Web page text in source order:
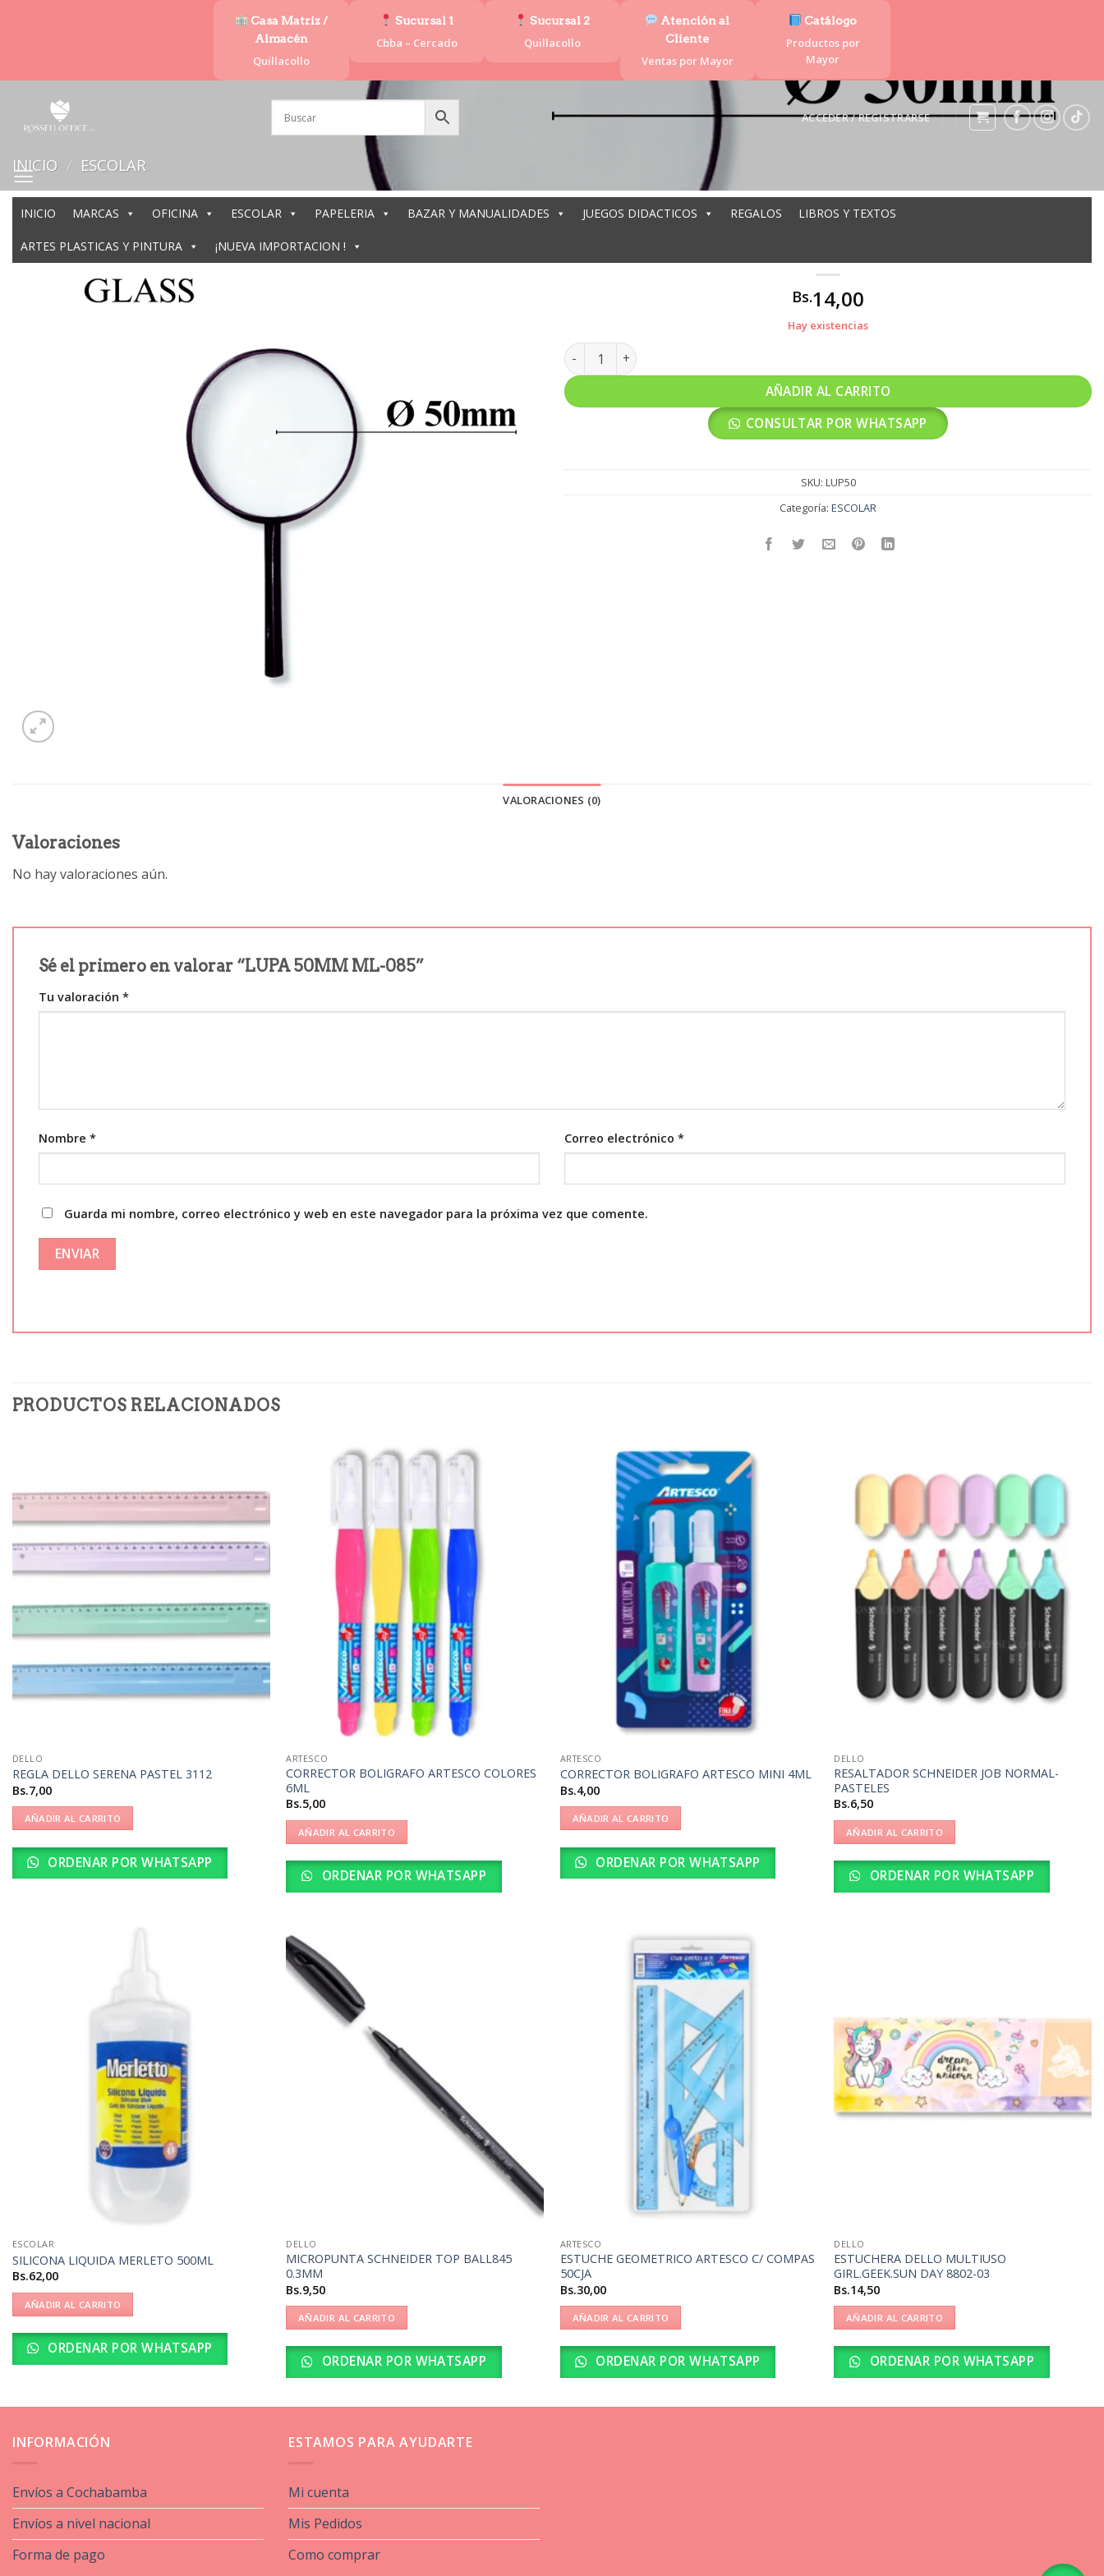
Casa Matriz /
Almacén
Quillacollo
Sucursal 1
Cbba – Cercado
Sucursal 2
Quillacollo
Atención al
Cliente
Ventas por Mayor
Catálogo
Productos por
Mayor
ACCEDER / REGISTRARSE
INICIO MARCAS OFICINA ESCOLAR PAPELERIA BAZAR Y MANUALIDADES JUEGOS DIDACTICOS REGALOS LIBROS Y TEXTOS
ARTES PLASTICAS Y PINTURA ¡NUEVA IMPORTACION !
INICIO / ESCOLAR
Bs.14,00
Hay existencias
LUPA 50MM ML-085 cantidad
AÑADIR AL CARRITO
CONSULTAR POR WHATSAPP
SKU: LUP50
Categoría: ESCOLAR
VALORACIONES (0)
Valoraciones
No hay valoraciones aún.
Sé el primero en valorar “LUPA 50MM ML-085”
Tu valoración *
Nombre * Correo electrónico *
Guarda mi nombre, correo electrónico y web en este navegador para la próxima vez que comente.
PRODUCTOS RELACIONADOS
DELLO
REGLA DELLO SERENA PASTEL 3112
Bs.7,00
AÑADIR AL CARRITO
ORDENAR POR WHATSAPP
ARTESCO
CORRECTOR BOLIGRAFO ARTESCO COLORES
6ML
Bs.5,00
AÑADIR AL CARRITO
ORDENAR POR WHATSAPP
ARTESCO
CORRECTOR BOLIGRAFO ARTESCO MINI 4ML
Bs.4,00
AÑADIR AL CARRITO
ORDENAR POR WHATSAPP
DELLO
RESALTADOR SCHNEIDER JOB NORMAL-
PASTELES
Bs.6,50
AÑADIR AL CARRITO
ORDENAR POR WHATSAPP
ESCOLAR
SILICONA LIQUIDA MERLETO 500ML
Bs.62,00
AÑADIR AL CARRITO
ORDENAR POR WHATSAPP
DELLO
MICROPUNTA SCHNEIDER TOP BALL845
0.3MM
Bs.9,50
AÑADIR AL CARRITO
ORDENAR POR WHATSAPP
ARTESCO
ESTUCHE GEOMETRICO ARTESCO C/ COMPAS
50CJA
Bs.30,00
AÑADIR AL CARRITO
ORDENAR POR WHATSAPP
DELLO
ESTUCHERA DELLO MULTIUSO
GIRL.GEEK.SUN DAY 8802-03
Bs.14,50
AÑADIR AL CARRITO
ORDENAR POR WHATSAPP
INFORMACIÓN
Envíos a Cochabamba
Envíos a nivel nacional
Forma de pago
ESTAMOS PARA AYUDARTE
Mi cuenta
Mis Pedidos
Como comprar